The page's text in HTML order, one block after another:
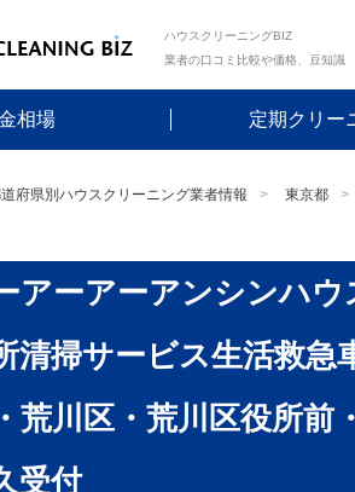
ハウスクリーニングBIZ
業者の口コミ比較や価格、豆知識
相場 定期クリー
府県別ハウスクリーニング業者情報 東京都
アーアーアンシンハ
清掃サービス生活救
荒川区・荒川区役所前
受付